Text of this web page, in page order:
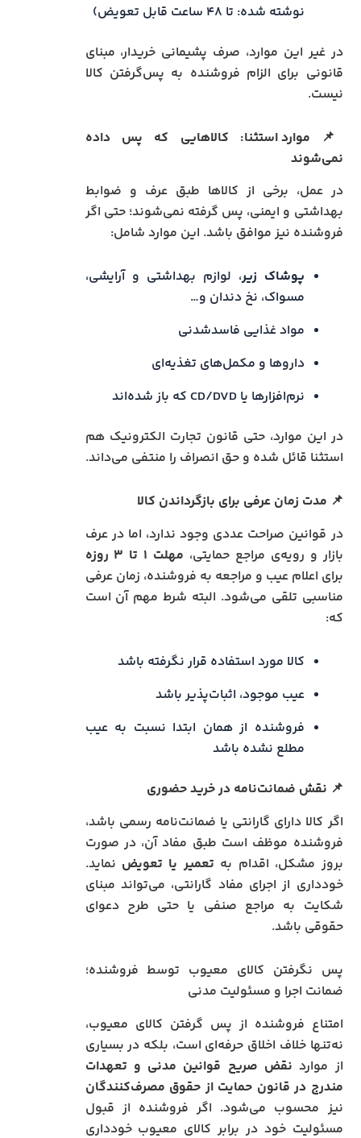
نوشته شده: تا ۴۸ ساعت قابل تعویض)
در غیر این موارد، صرف پشیمانی خریدار، مبنای
قانونی برای الزام فروشنده به پس‌گرفتن کالا
نیست.
📌 موارد استثنا: کالاهایی که پس داده
نمی‌شوند
در عمل، برخی از کالاها طبق عرف و ضوابط
بهداشتی و ایمنی، پس گرفته نمی‌شوند؛ حتی اگر
فروشنده نیز موافق باشد. این موارد شامل:
پوشاک زیر، لوازم بهداشتی و آرایشی،
مسواک، نخ دندان و…
مواد غذایی فاسدشدنی
داروها و مکمل‌های تغذیه‌ای
نرم‌افزارها یا CD/DVD که باز شده‌اند
در این موارد، حتی قانون تجارت الکترونیک هم
استثنا قائل شده و حق انصراف را منتفی می‌داند.
📌 مدت زمان عرفی برای بازگرداندن کالا
در قوانین صراحت عددی وجود ندارد، اما در عرف
بازار و رویه‌ی مراجع حمایتی، مهلت ۱ تا ۳ روزه
برای اعلام عیب و مراجعه به فروشنده، زمان عرفی
مناسبی تلقی می‌شود. البته شرط مهم آن است
که:
کالا مورد استفاده قرار نگرفته باشد
عیب موجود، اثبات‌پذیر باشد
فروشنده از همان ابتدا نسبت به عیب
مطلع نشده باشد
📌 نقش ضمانت‌نامه در خرید حضوری
اگر کالا دارای گارانتی یا ضمانت‌نامه رسمی باشد،
فروشنده موظف است طبق مفاد آن، در صورت
بروز مشکل، اقدام به تعمیر یا تعویض نماید.
خودداری از اجرای مفاد گارانتی، می‌تواند مبنای
شکایت به مراجع صنفی یا حتی طرح دعوای
حقوقی باشد.
پس نگرفتن کالای معیوب توسط فروشنده؛
ضمانت اجرا و مسئولیت مدنی
امتناع فروشنده از پس گرفتن کالای معیوب،
نه‌تنها خلاف اخلاق حرفه‌ای است، بلکه در بسیاری
از موارد نقض صریح قوانین مدنی و تعهدات
مندرج در قانون حمایت از حقوق مصرف‌کنندگان
نیز محسوب می‌شود. اگر فروشنده از قبول
مسئولیت خود در برابر کالای معیوب خودداری